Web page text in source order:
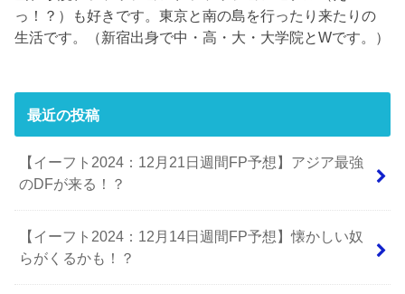
っ！？）も好きです。東京と南の島を行ったり来たりの
生活です。（新宿出身で中・高・大・大学院とWです。）
最近の投稿
【イーフト2024：12月21日週間FP予想】アジア最強
のDFが来る！？
【イーフト2024：12月14日週間FP予想】懐かしい奴
らがくるかも！？